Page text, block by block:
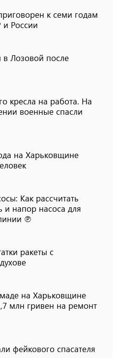
к семи годам
и России
в Лозовой после
кресла на работа. На
военные спасли
на Харьковщине
Как рассчитать
и напор насоса для
℗
ракеты с
на Харьковщине
млн ​​гривен на ремонт
фейкового спасателя